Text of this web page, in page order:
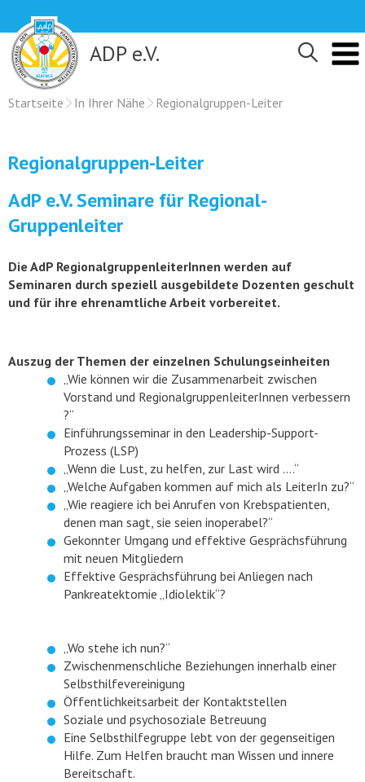
content
ADP e.V.
Startseite In Ihrer Nähe Regionalgruppen-Leiter
Regionalgruppen-Leiter
AdP e.V. Seminare für Regional-
Gruppenleiter
Die AdP RegionalgruppenleiterInnen werden auf
Seminaren durch speziell ausgebildete Dozenten geschult
und für ihre ehrenamtliche Arbeit vorbereitet.
Auszug der Themen der einzelnen Schulungseinheiten
„Wie können wir die Zusammenarbeit zwischen
Vorstand und RegionalgruppenleiterInnen verbessern
?“
Einführungsseminar in den Leadership-Support-
Prozess (LSP)
„Wenn die Lust, zu helfen, zur Last wird ….“
„Welche Aufgaben kommen auf mich als LeiterIn zu?“
„Wie reagiere ich bei Anrufen von Krebspatienten,
denen man sagt, sie seien inoperabel?“
Gekonnter Umgang und effektive Gesprächsführung
mit neuen Mitgliedern
Effektive Gesprächsführung bei Anliegen nach
Pankreatektomie „Idiolektik“?
„Wo stehe ich nun?“
Zwischenmenschliche Beziehungen innerhalb einer
Selbsthilfevereinigung
Öffentlichkeitsarbeit der Kontaktstellen
Soziale und psychosoziale Betreuung
Eine Selbsthilfegruppe lebt von der gegenseitigen
Hilfe. Zum Helfen braucht man Wissen und innere
Bereitschaft.